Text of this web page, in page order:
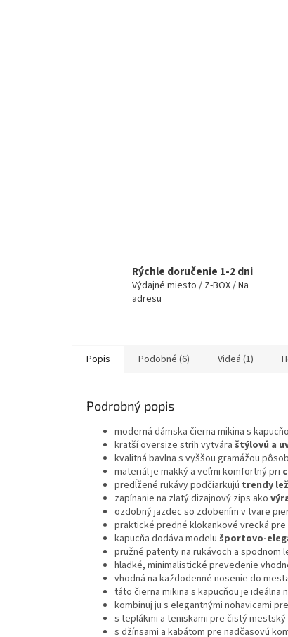
Rýchle doručenie 1-2 dni
Výdajné miesto / Z-BOX / Na
adresu
Popis Podobné (6) Videá (1)
Podrobný popis
moderná dámska čierna mikina s
kratší oversize strih vytvára štýlovú a
kvalitná bavlna s vyššou gramážou
materiál je mäkký a veľmi komfortný pri
predĺžené rukávy podčiarkujú trendy
zapínanie na zlatý dizajnový zips ako
ozdobný jazdec so zdobením v tvare
praktické predné klokankové vrecká pre
kapucňa dodáva modelu športovo-
pružné patenty na rukávoch a spodnom
hladké, minimalistické prevedenie
vhodná na každodenné nosenie do
táto čierna mikina s kapucňou je ideálna
kombinuj ju s elegantnými nohavicami pre
s teplákmi a teniskami pre čistý
s džínsami a kabátom pre nadčasovú